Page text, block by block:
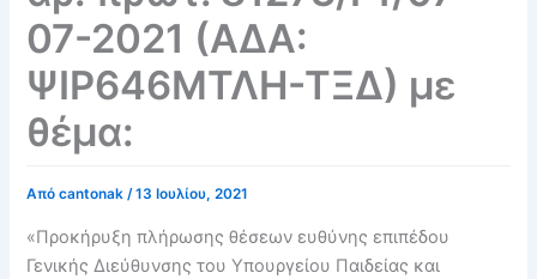
07-2021 (ΑΔΑ:
ΨΙΡ646ΜΤΛΗ-ΤΞΔ) με
θέμα:
Απόcantonak/13 Ιουλίου, 2021
«Προκήρυξη πλήρωσης θέσεων ευθύνης επιπέδου
Γενικής Διεύθυνσης του Υπουργείου Παιδείας και